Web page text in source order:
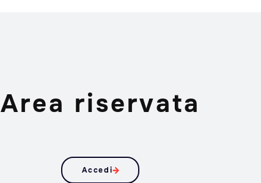
Area riservata
Accedi